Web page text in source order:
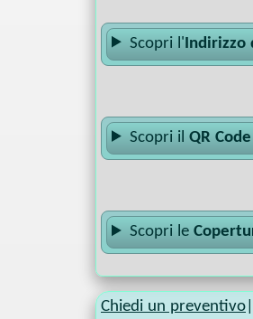
Scopri l'
Scopri ilQR
Scopri le
Chiedi un preventivo